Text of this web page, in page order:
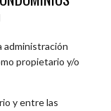
administración
propietario y/o
y entre las